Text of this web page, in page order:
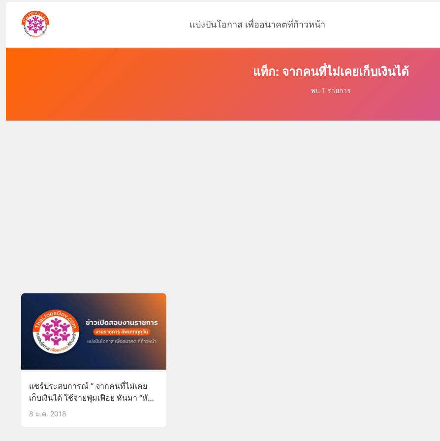
แบ่งปันโอกาส เพื่ออนาคตที่ก้าวหน้า
แท็ก: จากคนที่ไม่เคยเก็บเงินได้
พบ 1 รายการ
แชร์ประสบการณ์ ” จากคนที่ไม่เคย
เก็บเงินได้ ใช้จ่ายฟุ่มเฟือย หันมา “หัน
มาใช้วิธีนี้ 1ปี เห็นผลลัพธ์แทบน้ำตา
8 ม.ค. 2018